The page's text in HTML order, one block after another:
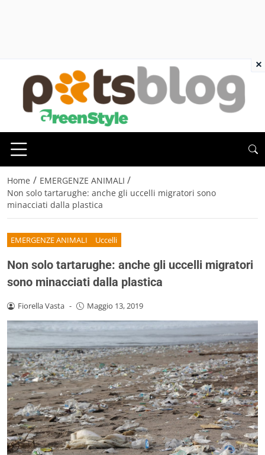
Home / EMERGENZE ANIMALI /
Non solo tartarughe: anche gli uccelli migratori sono
minacciati dalla plastica
EMERGENZE ANIMALI Uccelli
Non solo tartarughe: anche gli uccelli migratori
sono minacciati dalla plastica
Fiorella Vasta - Maggio 13, 2019
×